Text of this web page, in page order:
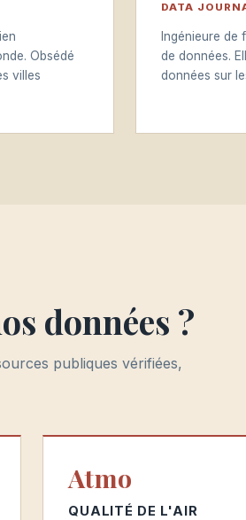
Obsédé
villes
DATA
Ingénieure de
de données.
données sur
données ?
publiques vérifiées,
Atmo
QUALITÉ DE L'AIR